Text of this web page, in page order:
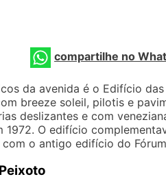
compartilhe no
da avenida é o Edifício
breeze soleil, pilotis e
deslizantes e com
O edifício
o antigo edifício do